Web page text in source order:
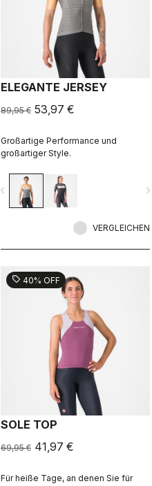
ELEGANTE JERSEY
89,95 € 53,97 €
Großartige Performance und
großartiger Style.
navigate_before
VERGLEICHEN
sell 40% OFF
SOLE TOP
69,95 € 41,97 €
Für heiße Tage, an denen Sie für